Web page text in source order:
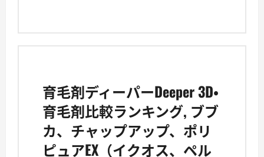
育毛剤ディーパーDeeper 3D・
育毛剤比較ランキング, ブブ
カ、チャップアップ、ポリ
ピュアEX（イクオス、ペル